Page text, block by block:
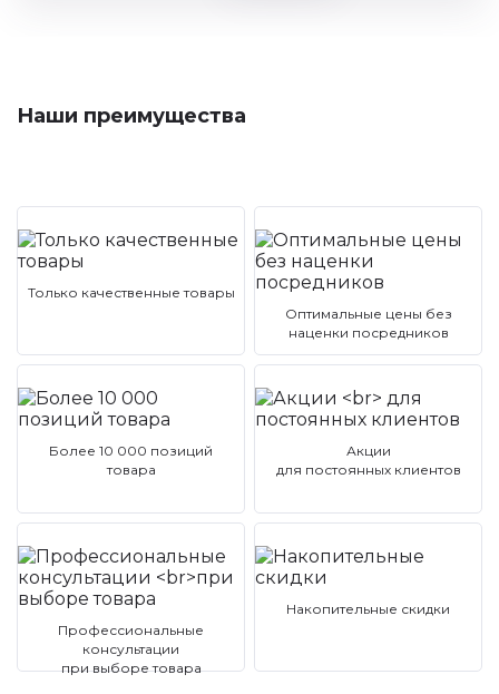
Наши преимущества
Только качественные товары
Оптимальные цены без
наценки посредников
Более 10 000 позиций
товара
Акции
для постоянных клиентов
Профессиональные
консультации
при выборе товара
Накопительные скидки